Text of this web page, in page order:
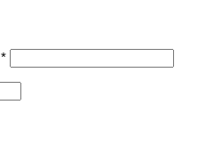
*Obligatoriu